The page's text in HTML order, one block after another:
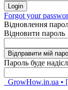
Forgot your
Відновлення
Відновити пароль
Пароль буде
GrowHow.in.ua •